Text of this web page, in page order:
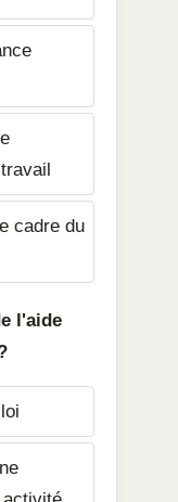
cadre du
l'aide